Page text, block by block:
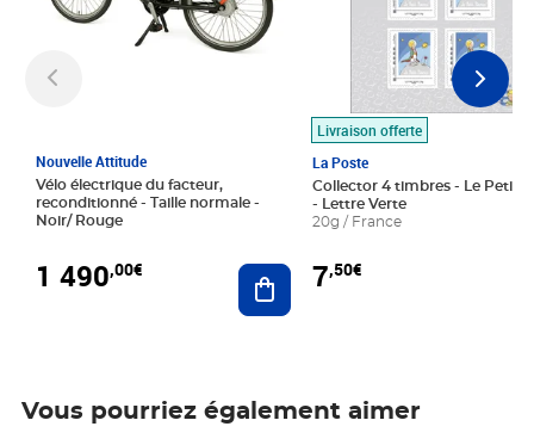
Nouvelle Attitude
Vélo électrique du facteur,
reconditionné - Taille normale -
Noir/ Rouge
1 490,00€ Ajouter au panier
Livraison offerte
La Poste
Collector 4 timbres - Le Petit
- Lettre Verte
20g / France
7,50€
Vous pourriez également aimer